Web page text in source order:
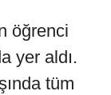
öğrenci
yer aldı.
tüm